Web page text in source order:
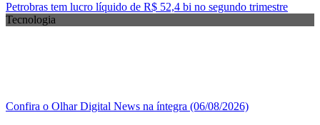
Petrobras tem lucro líquido de R$ 52,4 bi no segundo trimestre
Tecnologia
Confira o Olhar Digital News na íntegra (06/08/2026)